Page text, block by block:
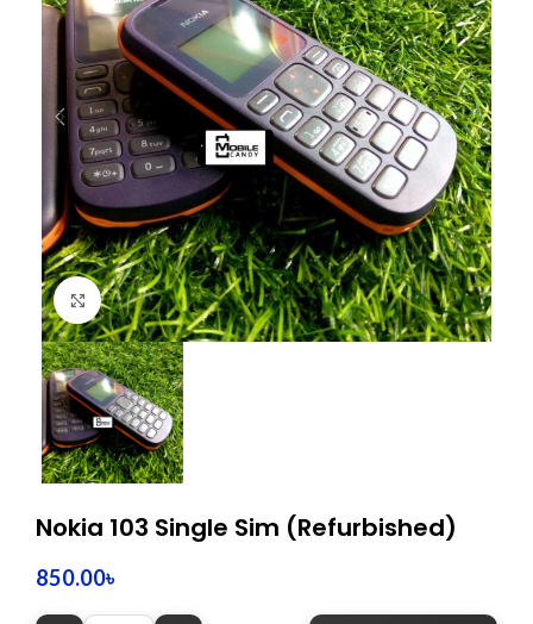
Click to enlarge
Nokia 103 Single Sim (Refurbished)
850.00৳